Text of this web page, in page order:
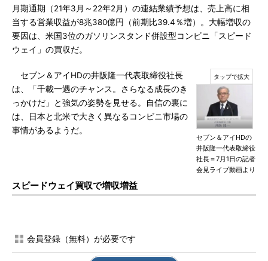
月期通期（21年3月～22年2月）の連結業績予想は、売上高に相
当する営業収益が8兆380億円（前期比39.4％増）。大幅増収の
要因は、米国3位のガソリンスタンド併設型コンビニ「スピード
ウェイ」の買収だ。
セブン＆アイHDの
井阪隆一代表取締役
社長＝7月1日の記者
会見ライブ動画より
セブン＆アイHDの井阪隆一代表取締役社長
は、「千載一遇のチャンス。さらなる成長のき
っかけだ」と強気の姿勢を見せる。自信の裏に
は、日本と北米で大きく異なるコンビニ市場の
事情があるようだ。
スピードウェイ買収で増収増益
会員登録（無料）が必要です